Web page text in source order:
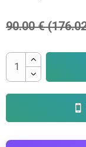
90.00 €